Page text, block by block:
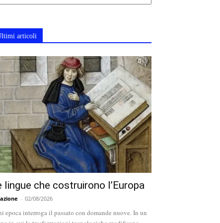
articoli
lingue che costruirono l’Europa
- 02/08/2026
epoca interroga il passato con domande nuove. In un